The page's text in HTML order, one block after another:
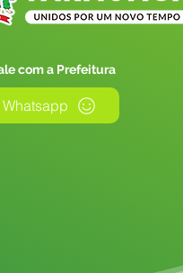
com a Prefeitura
Whatsapp